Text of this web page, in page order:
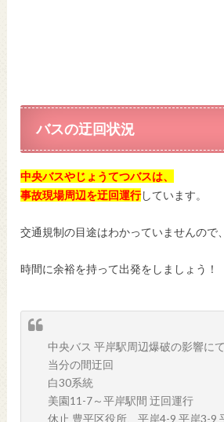
バスの迂回状況
中央バスやじょうてつバスは、
事故現場周辺を迂回運行しています。
交通規制の目途はわかっていませんので、
時間に余裕を持って出発をしましょう！
中央バス 平岸駅周辺爆破の影響にて
当分の間迂回
白30系統
美園11-7～平岸駅間 迂回運行
休止 豊平区役所、平岸4-9 平岸3-9